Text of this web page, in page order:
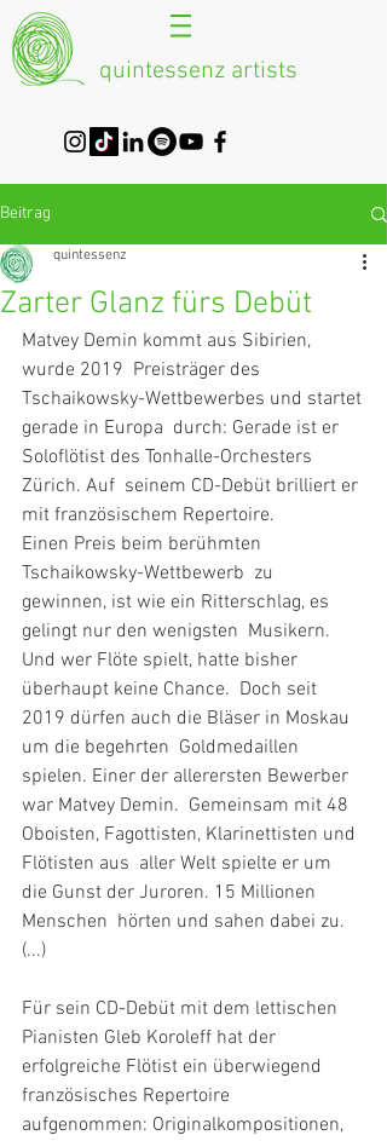
quintessenz artists
Beitrag
Zarter Glanz fürs Debüt
quintessenz
Matvey Demin kommt aus Sibirien,
wurde 2019  Preisträger des
Tschaikowsky-Wettbewerbes und startet
gerade in Europa  durch: Gerade ist er
Soloflötist des Tonhalle-Orchesters
Zürich. Auf  seinem CD-Debüt brilliert er
mit französischem Repertoire.
Einen Preis beim berühmten
Tschaikowsky-Wettbewerb zu
gewinnen, ist wie ein Ritterschlag, es
gelingt nur den wenigsten  Musikern.
Und wer Flöte spielt, hatte bisher
überhaupt keine Chance.  Doch seit
2019 dürfen auch die Bläser in Moskau
um die begehrten  Goldmedaillen
spielen. Einer der allerersten Bewerber
war Matvey Demin.  Gemeinsam mit 48
Oboisten, Fagottisten, Klarinettisten und
Flötisten aus  aller Welt spielte er um
die Gunst der Juroren. 15 Millionen
Menschen  hörten und sahen dabei zu.
(...)
Für sein CD-Debüt mit dem lettischen
Pianisten Gleb Koroleff hat der
erfolgreiche Flötist ein überwiegend
französisches Repertoire
aufgenommen: Originalkompositionen,